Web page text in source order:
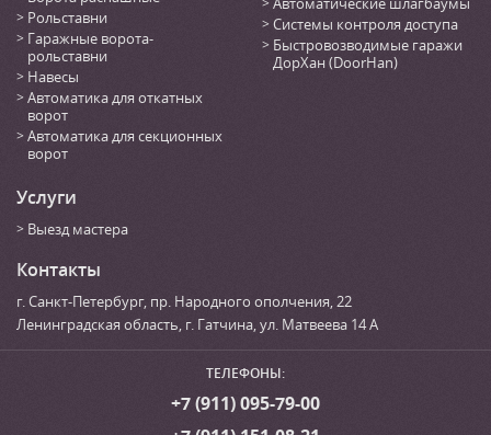
Рольставни
Гаражные ворота-
рольставни
Навесы
Автоматика для откатных
ворот
Автоматика для секционных
ворот
Системы контроля доступа
Быстровозводимые гаражи
ДорХан (DoorHan)
Услуги
Выезд мастера
Контакты
г. Санкт-Петербург, пр. Народного ополчения, 22
Ленинградская область, г. Гатчина,ул. Матвеева 14 А
ТЕЛЕФОНЫ:
+7 (911) 095-79-00